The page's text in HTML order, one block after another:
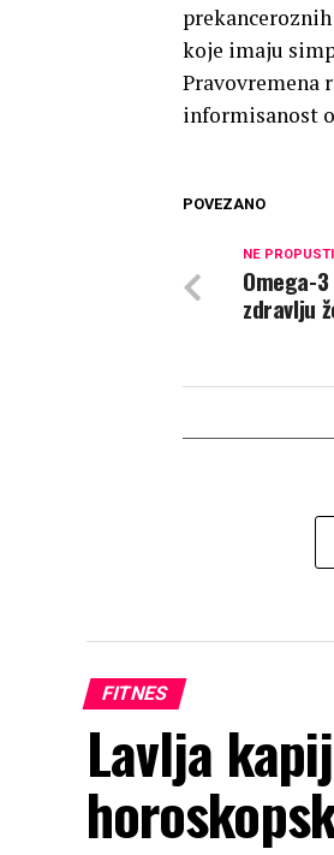
koje imaju
Pravovremena
informisanost
POVEZANO
NE
Omega-
zdravlju
FITNES
Lavlja